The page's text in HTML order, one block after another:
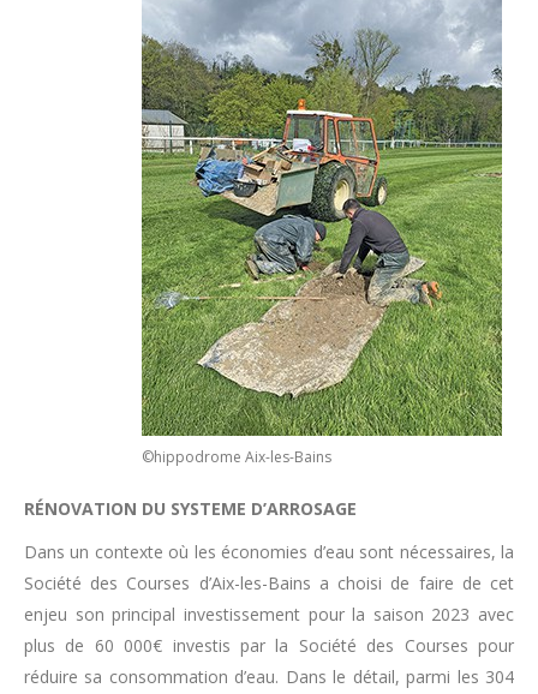
©hippodrome Aix-les-Bains
RÉNOVATION DU SYSTEME D’ARROSAGE
Dans un contexte où les économies d’eau sont nécessaires, la
Société des Courses d’Aix-les-Bains a choisi de faire de cet
enjeu son principal investissement pour la saison 2023 avec
plus de 60 000€ investis par la Société des Courses pour
réduire sa consommation d’eau. Dans le détail, parmi les 304